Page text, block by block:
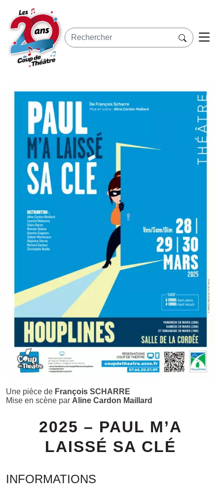
Une pièce de François SCHARRE
Mise en scène par Aline Cardon Maillard
2025 – PAUL M’A
LAISSÉ SA CLÉ
INFORMATIONS